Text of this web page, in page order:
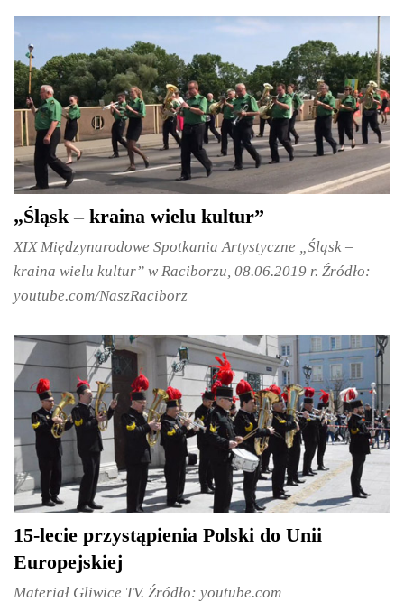
„Śląsk – kraina wielu kultur”
XIX Międzynarodowe Spotkania Artystyczne „Śląsk –
kraina wielu kultur” w Raciborzu, 08.06.2019 r. Źródło:
youtube.com/NaszRaciborz
15-lecie przystąpienia Polski do Unii
Europejskiej
Materiał Gliwice TV. Źródło: youtube.com